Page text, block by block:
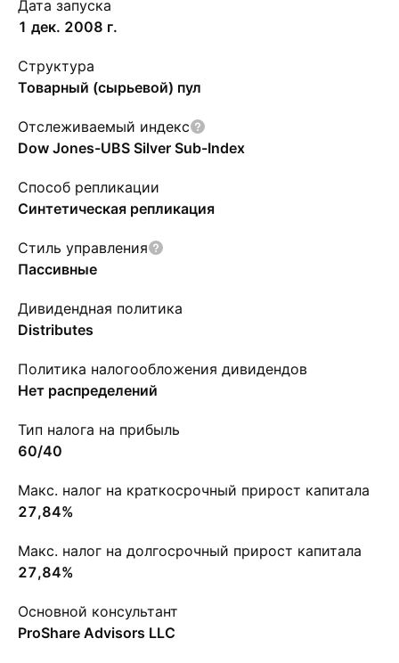
Дата запуска
1 дек. 2008 г.
Структура
Товарный (сырьевой) пул
Отслеживаемый индекс
Dow Jones-UBS Silver Sub-Index
Способ репликации
Синтетическая репликация
Стиль управления
Пассивные
Дивидендная политика
Distributes
Политика налогообложения дивидендов
Нет распределений
Тип налога на прибыль
60/40
Макс. налог на краткосрочный прирост капитала
27,84%
Макс. налог на долгосрочный прирост капитала
27,84%
Основной консультант
ProShare Advisors LLC